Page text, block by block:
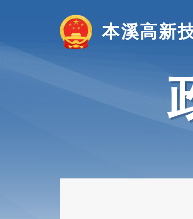
本溪高新